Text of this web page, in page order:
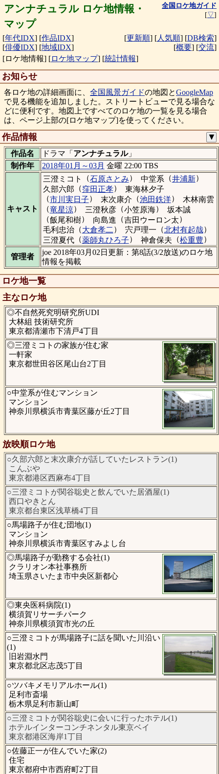
アンナチュラル ロケ地情報・
マップ
全国ロケ地ガイド
[▽]
[年代IDX] [作品IDX]
[俳優IDX] [地域IDX]
[更新順] [人気順] [DB検索]
[概要] [交流]
[ロケ地情報] [ロケ地マップ] [統計情報]
お知らせ
各ロケ地の詳細画面に、 全国風景ガイドの地図とGoogleMap
で見る機能を追加しました。ストリートビューで見る場合な
どに便利です。地図上ですべてのロケ地の一覧を見る場合
は、ページ上部の[ロケ地マップ]を使ってください。
作品情報 ▼
作品名 ドラマ「 アンナチュラル」
制作年
2018年01月～03月 金曜 22:00 TBS
キャスト
三澄ミコト （石原さとみ） 中堂系 （井浦新）
久部六郎 （窪田正孝）
東海林夕子
（市川実日子） 末次康介 （池田鉄洋）
木林南雲
（竜星涼） 三澄秋彦（小笠原海）
坂本誠
（飯尾和樹） 向島進 （吉田ウーロン太）
毛利忠治（大倉孝二 ） 宍戸理一 （北村有起哉）
三澄夏代 （薬師丸ひろ子） 神倉保夫 （松重豊）
管理者
joe 2018年03月02日更新：第8話(3/2放送)のロケ地
情報を掲載
ロケ地一覧
主なロケ地
◎不自然死究明研究所UDI
大林組 技術研究所
東京都清瀬市下清戸4丁目
◎三澄ミコトの家族が住む家
一軒家
東京都世田谷区尾山台2丁目
○中堂系が住むマンション
マンション
神奈川県横浜市青葉区藤が丘2丁目
放映順ロケ地
○久部六郎と末次康介が話していたレストラン(1)
こんぶや
東京都港区西麻布4丁目
○三澄ミコトが関谷聡史と飲んでいた居酒屋(1)
西口やきとん
東京都台東区浅草橋4丁目
○馬場路子が住む団地(1)
マンション
神奈川県横浜市青葉区すみよし台
◎馬場路子が勤務する会社(1)
クラリオン本社事務所
埼玉県さいたま市中央区新都心
◎東央医科病院(1)
横須賀リサーチパーク
神奈川県横須賀市光の丘
○三澄ミコトが馬場路子に話を聞いた川沿い
(1)
旧岩淵水門
東京都北区志茂5丁目
○ツバキメモリアルホール(1)
足利市斎場
栃木県足利市新山町
○三澄ミコトが関谷聡史に会いに行ったホテル(1)
ホテルインターコンチネンタル東京ベイ
東京都港区海岸1丁目
○佐藤正一が住んでいた家(2)
住宅
東京都府中市西府町2丁目